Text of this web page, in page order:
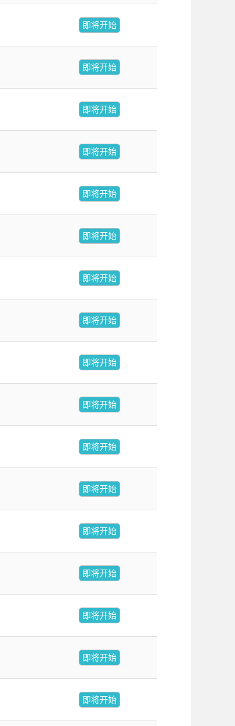
即将开始
即将开始
即将开始
即将开始
即将开始
即将开始
即将开始
即将开始
即将开始
即将开始
即将开始
即将开始
即将开始
即将开始
即将开始
即将开始
即将开始